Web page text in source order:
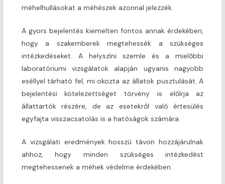
méhelhullásokat a méhészek azonnal jelezzék.
A gyors bejelentés kiemelten fontos annak érdekében,
hogy a szakemberek megtehessék a szükséges
intézkedéseket. A helyszíni szemle és a mielőbbi
laboratóriumi vizsgálatok alapján ugyanis nagyobb
eséllyel tárható fel, mi okozta az állatok pusztulását. A
bejelentési kötelezettséget törvény is előírja az
állattartók részére, de az esetekről való értesülés
egyfajta visszacsatolás is a hatóságok számára.
A vizsgálati eredmények hosszú távon hozzájárulnak
ahhoz, hogy minden szükséges intézkedést
megtehessenek a méhek védelme érdekében.